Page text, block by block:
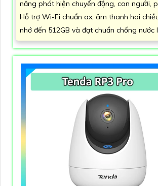
năng phát hiện chuyển động, con người,
Hỗ trợ Wi-Fi chuẩn ax, âm thanh hai
nhớ đến 512GB và đạt chuẩn chống nước